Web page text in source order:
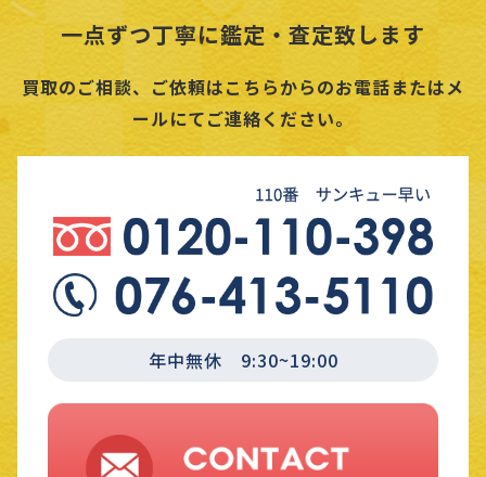
一点ずつ丁寧に鑑定・査定致します
買取のご相談、ご依頼はこちらからのお電話またはメ
ールにてご連絡ください。
年中無休 9:30~19:00